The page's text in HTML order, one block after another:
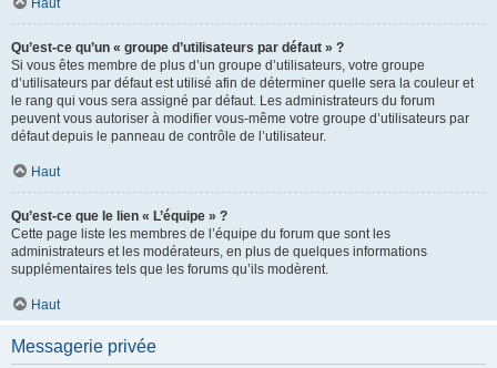
Haut
Qu’est-ce qu’un « groupe d’utilisateurs par défaut » ?
Si vous êtes membre de plus d’un groupe d’utilisateurs, votre groupe
d’utilisateurs par défaut est utilisé afin de déterminer quelle sera la couleur et
le rang qui vous sera assigné par défaut. Les administrateurs du forum
peuvent vous autoriser à modifier vous-même votre groupe d’utilisateurs par
défaut depuis le panneau de contrôle de l’utilisateur.
Haut
Qu’est-ce que le lien « L’équipe » ?
Cette page liste les membres de l’équipe du forum que sont les
administrateurs et les modérateurs, en plus de quelques informations
supplémentaires tels que les forums qu’ils modèrent.
Haut
Messagerie privée